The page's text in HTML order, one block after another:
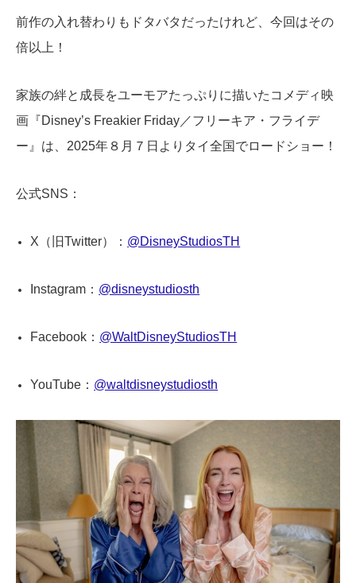
前作の入れ替わりもドタバタだったけれど、今回はその
倍以上！
家族の絆と成長をユーモアたっぷりに描いたコメディ映
画『Disney’s Freakier Friday／フリーキア・フライデ
ー』は、2025年８月７日よりタイ全国でロードショー！
公式SNS：
X（旧Twitter）： @DisneyStudiosTH
Instagram： @disneystudiosth
Facebook： @WaltDisneyStudiosTH
YouTube： @waltdisneystudiosth